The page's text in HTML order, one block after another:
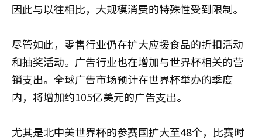
因此与以往相比，大规模消费的特殊性受到限制。
尽管如此，零售行业仍在扩大应援食品的折扣活动
和抽奖活动。广告行业也在增加与世界杯相关的营
销支出。全球广告市场预计在世界杯举办的季度
内，将增加约105亿美元的广告支出。
尤其是北中美世界杯的参赛国扩大至48个，比赛时